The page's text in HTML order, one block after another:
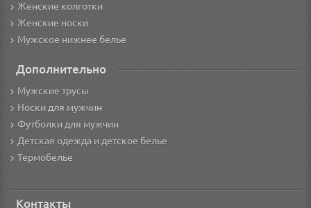
Женские колготки
Женские носки
Мужское нижнее белье
Дополнительно
Мужские трусы
Носки для мужчин
Футболки для мужчин
Детская одежда и детское белье
Термобелье
Контакты